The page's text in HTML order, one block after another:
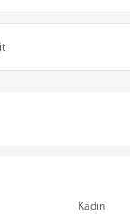
Kadın